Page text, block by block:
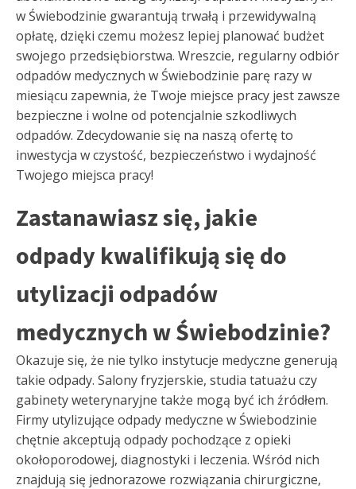
w Świebodzinie gwarantują trwałą i przewidywalną
opłatę, dzięki czemu możesz lepiej planować budżet
swojego przedsiębiorstwa. Wreszcie, regularny odbiór
odpadów medycznych w Świebodzinie parę razy w
miesiącu zapewnia, że Twoje miejsce pracy jest zawsze
bezpieczne i wolne od potencjalnie szkodliwych
odpadów. Zdecydowanie się na naszą ofertę to
inwestycja w czystość, bezpieczeństwo i wydajność
Twojego miejsca pracy!
Zastanawiasz się, jakie
odpady kwalifikują się do
utylizacji odpadów
medycznych w Świebodzinie?
Okazuje się, że nie tylko instytucje medyczne generują
takie odpady. Salony fryzjerskie, studia tatuażu czy
gabinety weterynaryjne także mogą być ich źródłem.
Firmy utylizujące odpady medyczne w Świebodzinie
chętnie akceptują odpady pochodzące z opieki
okołoporodowej, diagnostyki i leczenia. Wśród nich
znajdują się jednorazowe rozwiązania chirurgiczne,